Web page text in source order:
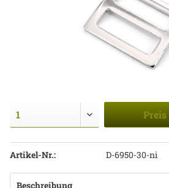
Preis
Artikel-Nr.: D-6950-30-ni
Beschreibung